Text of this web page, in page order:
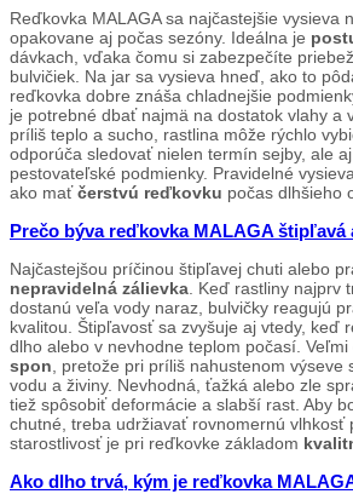
Reďkovka MALAGA sa najčastejšie vysieva
opakovane aj počas sezóny. Ideálna je
dávkach, vďaka čomu si zabezpečíte
bulvičiek. Na jar sa vysieva hneď, ako to
reďkovka dobre znáša chladnejšie
je potrebné dbať najmä na dostatok vlahy a
príliš teplo a sucho, rastlina môže rýchlo
odporúča sledovať nielen termín sejby, ale
pestovateľské podmienky. Pravidelné
ako maťčerstvú reďkovku počas dlhšieho
Prečo býva reďkovka MALAGA štipľavá
Najčastejšou príčinou štipľavej chuti alebo
nepravidelná zálievka . Keď rastliny najprv
dostanú veľa vody naraz, bulvičky reagujú
kvalitou. Štipľavosť sa zvyšuje aj vtedy, keď
dlho alebo v nevhodne teplom počasí. Veľmi
spon , pretože pri príliš nahustenom výseve
vodu a živiny. Nevhodná, ťažká alebo zle
tiež spôsobiť deformácie a slabší rast. Aby
chutné, treba udržiavať rovnomernú vlhkosť
starostlivosť je pri reďkovke základom
Ako dlho trvá, kým je reďkovka